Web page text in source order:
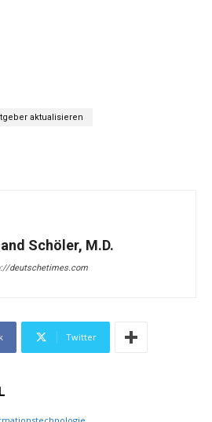
aktualisieren
Schöler, M.D.
deutschetimes.com
Twitter